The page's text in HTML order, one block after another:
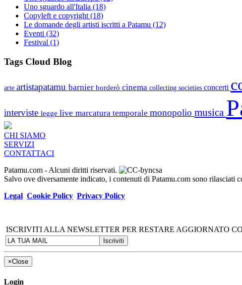
Uno sguardo all'Italia (18)
Copyleft e copyright (18)
Le domande degli artisti iscritti a Patamu (12)
Eventi (32)
Festival (1)
Tags Cloud Blog
arte artistapatamu barnier borderò cinema collecting societies concerti
interviste legge live marcatura temporale monopolio musica
CHI SIAMO
SERVIZI
CONTATTACI
Patamu.com - Alcuni diritti riservati.
Salvo ove diversamente indicato, i contenuti di Patamu.com sono
Legal Cookie Policy Privacy Policy
ISCRIVITI ALLA NEWSLETTER PER RESTARE AGGIORNATO
×Close
Login